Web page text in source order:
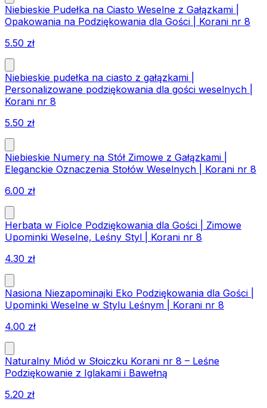
Niebieskie Pudełka na Ciasto Weselne z Gałązkami |
Opakowania na Podziękowania dla Gości | Korani nr 8
5.50 zł
Niebieskie pudełka na ciasto z gałązkami |
Personalizowane podziękowania dla gości weselnych |
Korani nr 8
5.50 zł
Niebieskie Numery na Stół Zimowe z Gałązkami |
Eleganckie Oznaczenia Stołów Weselnych | Korani nr 8
6.00 zł
Herbata w Fiolce Podziękowania dla Gości | Zimowe
Upominki Weselne, Leśny Styl | Korani nr 8
4.30 zł
Nasiona Niezapominajki Eko Podziękowania dla Gości |
Upominki Weselne w Stylu Leśnym | Korani nr 8
4.00 zł
Naturalny Miód w Słoiczku Korani nr 8 – Leśne
Podziękowanie z Iglakami i Bawełną
5.20 zł